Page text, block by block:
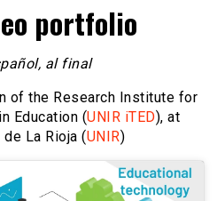
portfolio
al final
of the Research Institute for
Education (UNIR iTED), at
La Rioja (UNIR)